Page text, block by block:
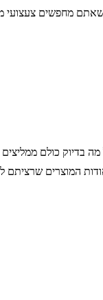
שאתם מחפשים
בדיוק כולם
המוצרים שרציתם